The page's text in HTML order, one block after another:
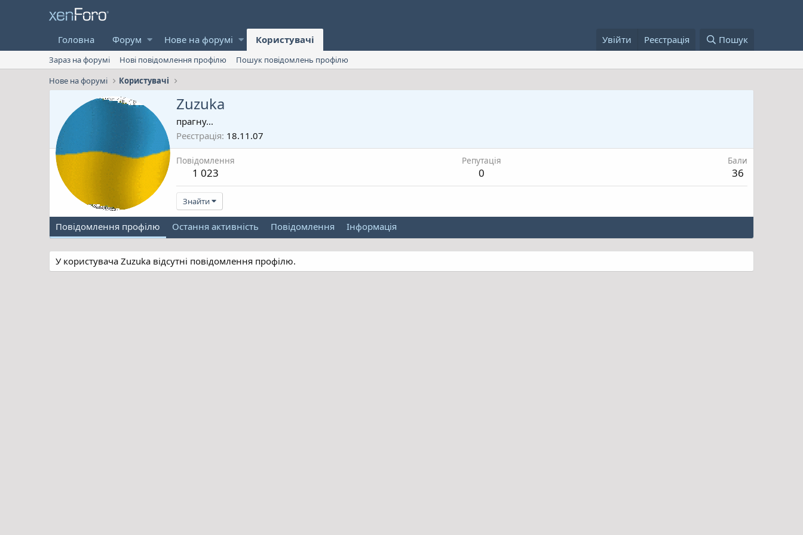
Головна Форум Нове на форумі Користувачі Увійти Реєстрація Пошук
Зараз на форумі Нові повідомлення профілю
Пошук повідомлень профілю
Нове на форумі
Користувачі
Zuzuka
прагну...
Реєстрація 18.11.07
Повідомлення
1 023
Репутація
0
Бали
36
Знайти
Повідомлення профілю Остання активність Повідомлення Інформація
У користувача Zuzuka відсутні повідомлення профілю.